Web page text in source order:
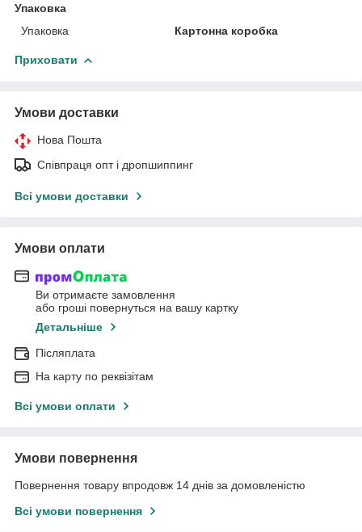
Упаковка
Упаковка
Картонна коробка
Приховати
Умови доставки
Нова Пошта
Співпраця опт і дропшиппинг
Всі умови доставки
Умови оплати
Ви отримаєте замовлення
або гроші повернуться на вашу картку
Детальніше
Післяплата
На карту по реквізітам
Всі умови оплати
Умови повернення
Повернення товару впродовж 14 днів за домовленістю
Всі умови повернення